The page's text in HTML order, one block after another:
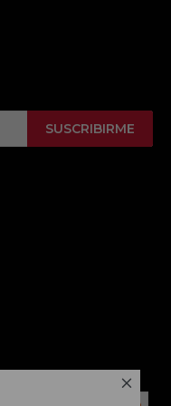

SUSCRIBIRME